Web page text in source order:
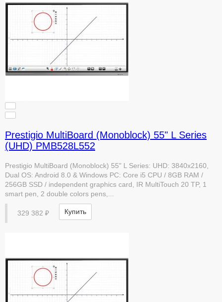
Prestigio MultiBoard (Monoblock) 55" L Series
(UHD) PMB528L552
Prestigio MultiBoard (Monoblock) 55" L Series: UHD: 3840x2160,
Dual OS: Android 8.0 & Windows PC: Core i5 CPU / 8GB RAM /
256GB SSD / independent graphics card, IR MultiTouch 20 TP, 1
smart pen, 2 double colors pens,...
329 382 ₽ Купить